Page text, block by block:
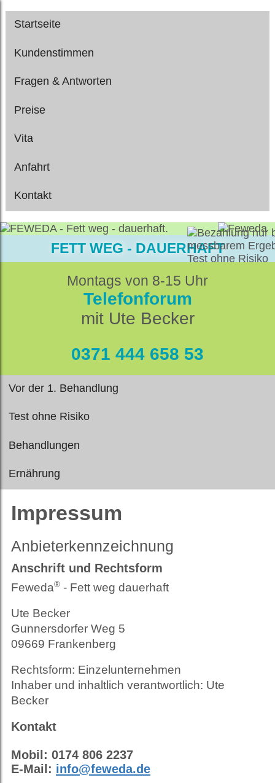
Startseite
Kundenstimmen
Fragen & Antworten
Preise
Vita
Anfahrt
Kontakt
FETT WEG - DAUERHAFT
Montags von 8-15 Uhr
Telefonforum
mit Ute Becker
0371 444 658 53
Vor der 1. Behandlung
Test ohne Risiko
Behandlungen
Ernährung
Impressum
Anbieterkennzeichnung
Anschrift und Rechtsform
Feweda® - Fett weg dauerhaft
Ute Becker
Gunnersdorfer Weg 5
09669 Frankenberg
Rechtsform: Einzelunternehmen
Inhaber und inhaltlich verantwortlich: Ute
Becker
Kontakt
Mobil: 0174 806 2237
E-Mail: info@feweda.de